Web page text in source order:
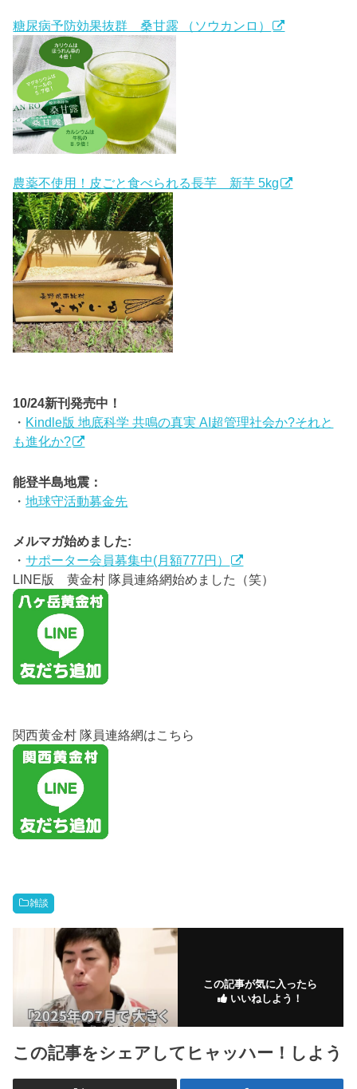
糖尿病予防効果抜群 桑甘露 （ソウカンロ）
農薬不使用！皮ごと食べられる長芋 新芋 5kg
10/24新刊発売中！
・ Kindle版 地底科学 共鳴の真実 AI超管理社会か?それと
も進化か?
能登半島地震：
・地球守活動募金先
メルマガ始めました:
・サポーター会員募集中(月額777円）
LINE版 黄金村 隊員連絡網始めました（笑）
関西黄金村 隊員連絡網はこちら
雑談
この記事が気に入ったら
いいねしよう！
この記事をシェアしてヒャッハー！しよう